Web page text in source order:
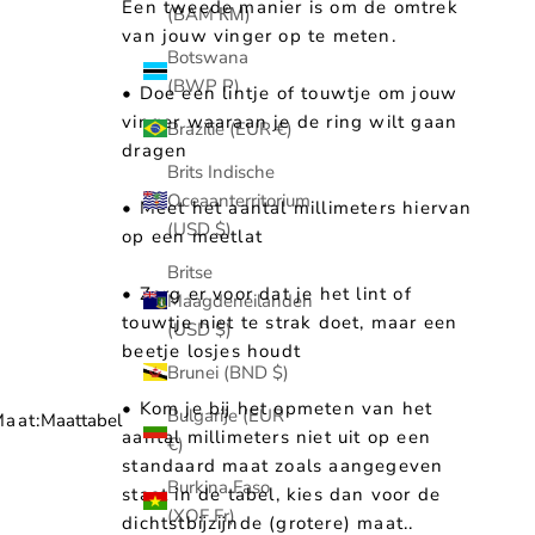
(BAM КМ)
Botswana
(BWP P)
Brazilië (EUR €)
Brits Indische
Oceaanterritorium
(USD $)
Britse
Maagdeneilanden
(USD $)
Brunei (BND $)
Bulgarije (EUR
€)
Burkina Faso
(XOF Fr)
Maattabel
Een tweede manier is om de omtrek
van jouw vinger op te meten.
• Doe een lintje of touwtje om jouw
vinger waaraan je de ring wilt gaan
dragen
• Meet het aantal millimeters hiervan
op een meetlat
• Zorg er voor dat je het lint of
touwtje niet te strak doet, maar een
beetje losjes houdt
• Kom je bij het opmeten van het
aantal millimeters niet uit op een
standaard maat zoals aangegeven
staat in de tabel, kies dan voor de
dichtstbijzijnde (grotere) maat..